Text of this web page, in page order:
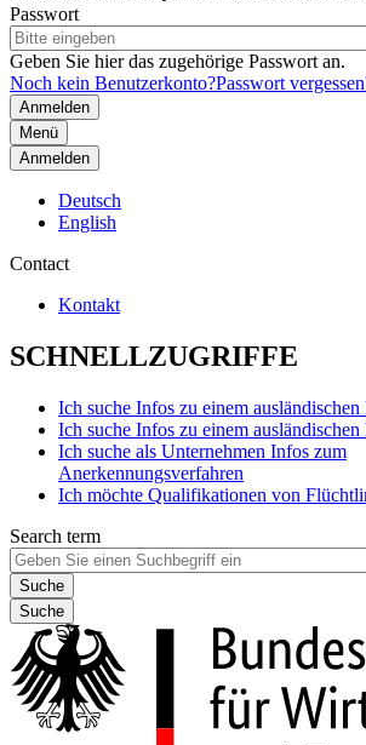
Passwort
Geben Sie hier das zugehörige Passwort an.
Noch kein Benutzerkonto?Passwort
Menü
Anmelden
Deutsch
English
Contact
Kontakt
SCHNELLZUGRIFFE
Ich suche Infos zu einem ausländischen
Ich suche Infos zu einem
Ich suche als Unternehmen Infos zum
Anerkennungsverfahren
Ich möchte Qualifikationen von
Search term
Suche